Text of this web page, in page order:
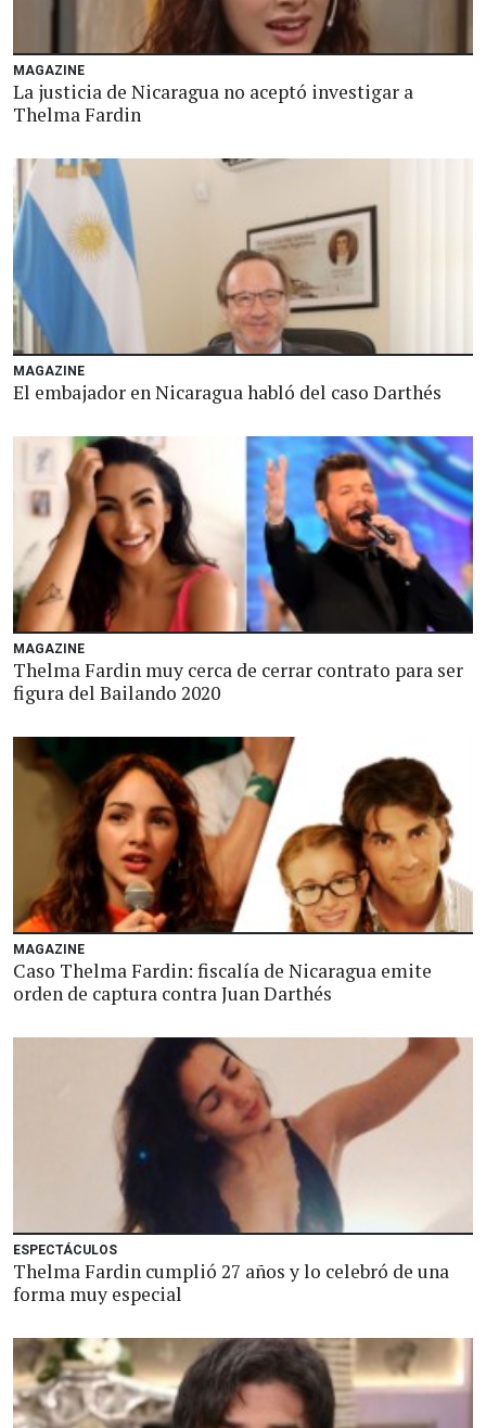
MAGAZINE
La justicia de Nicaragua no aceptó investigar a
Thelma Fardin
MAGAZINE
El embajador en Nicaragua habló del caso Darthés
MAGAZINE
Thelma Fardin muy cerca de cerrar contrato para ser
figura del Bailando 2020
MAGAZINE
Caso Thelma Fardin: fiscalía de Nicaragua emite
orden de captura contra Juan Darthés
ESPECTÁCULOS
Thelma Fardin cumplió 27 años y lo celebró de una
forma muy especial